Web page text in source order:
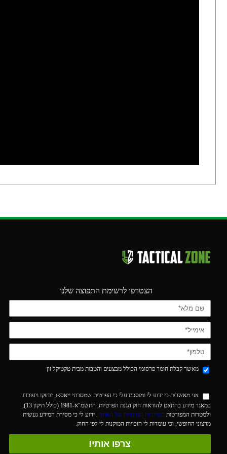
הצטרפו לרשימת התפוצה שלנו
מאשר קבלת חומר פרסומי הכולל מבצעים והטבות מבית טקטיקל זון
אני מאשר/ת כי ידוע לי ומוסכם עלי כי הפרטים שמסרתי ייאספו, יוחזקו ויעובדו
במאגר מידע בהתאם להוראות חוק הגנת הפרטיות, התשמ"א-1981 (כולל תיקון 13),
ולמטרות המפורטות במדיניות הפרטיות של האתר . ידוע לי כי מסירת המידע נעשית
מרצוני החופשי, וכי עומדות לי הזכויות המוקנות לי לפי החוק.
צרפו אותי!